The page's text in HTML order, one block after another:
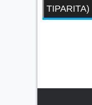
TIPARITA)